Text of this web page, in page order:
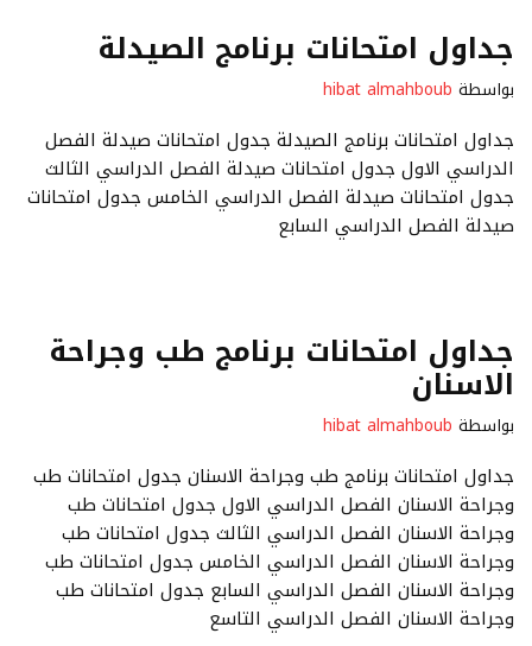
جداول امتحانات برنامج الصيدلة
بواسطة hibat almahboub
جداول امتحانات برنامج الصيدلة جدول امتحانات صيدلة الفصل
الدراسي الاول جدول امتحانات صيدلة الفصل الدراسي الثالث
جدول امتحانات صيدلة الفصل الدراسي الخامس جدول امتحانات
صيدلة الفصل الدراسي السابع
جداول امتحانات برنامج طب وجراحة
الاسنان
بواسطة hibat almahboub
جداول امتحانات برنامج طب وجراحة الاسنان جدول امتحانات طب
وجراحة الاسنان الفصل الدراسي الاول جدول امتحانات طب
وجراحة الاسنان الفصل الدراسي الثالث جدول امتحانات طب
وجراحة الاسنان الفصل الدراسي الخامس جدول امتحانات طب
وجراحة الاسنان الفصل الدراسي السابع جدول امتحانات طب
وجراحة الاسنان الفصل الدراسي التاسع